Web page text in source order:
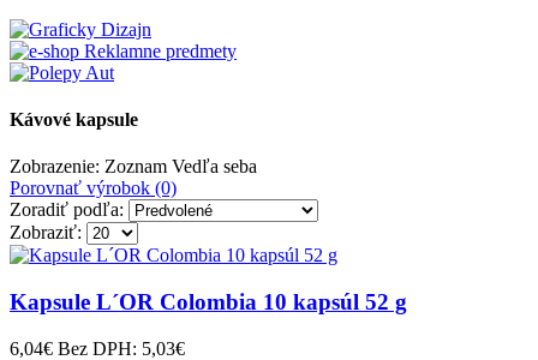
Kávové kapsule
Zobrazenie: Zoznam Vedľa seba
Porovnať výrobok (0)
Zoradiť podľa:
Zobraziť:
Kapsule L´OR Colombia 10 kapsúl 52 g
6,04€ Bez DPH: 5,03€